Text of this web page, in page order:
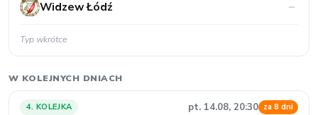
Widzew Łódź
–
Typ wkrótce
W KOLEJNYCH DNIACH
4. KOLEJKA pt. 14.08, 20:30 za 8 dni